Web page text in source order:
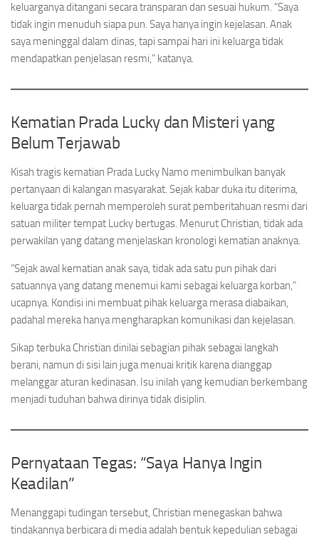
keluarganya ditangani secara transparan dan sesuai hukum. “Saya
tidak ingin menuduh siapa pun. Saya hanya ingin kejelasan. Anak
saya meninggal dalam dinas, tapi sampai hari ini keluarga tidak
mendapatkan penjelasan resmi,” katanya.
Kematian Prada Lucky dan Misteri yang
Belum Terjawab
Kisah tragis kematian Prada Lucky Namo menimbulkan banyak
pertanyaan di kalangan masyarakat. Sejak kabar duka itu diterima,
keluarga tidak pernah memperoleh surat pemberitahuan resmi dari
satuan militer tempat Lucky bertugas. Menurut Christian, tidak ada
perwakilan yang datang menjelaskan kronologi kematian anaknya.
“Sejak awal kematian anak saya, tidak ada satu pun pihak dari
satuannya yang datang menemui kami sebagai keluarga korban,”
ucapnya. Kondisi ini membuat pihak keluarga merasa diabaikan,
padahal mereka hanya mengharapkan komunikasi dan kejelasan.
Sikap terbuka Christian dinilai sebagian pihak sebagai langkah
berani, namun di sisi lain juga menuai kritik karena dianggap
melanggar aturan kedinasan. Isu inilah yang kemudian berkembang
menjadi tuduhan bahwa dirinya tidak disiplin.
Pernyataan Tegas: “Saya Hanya Ingin
Keadilan”
Menanggapi tudingan tersebut, Christian menegaskan bahwa
tindakannya berbicara di media adalah bentuk kepedulian sebagai